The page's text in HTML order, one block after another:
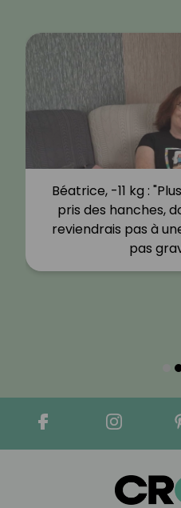
Béatrice, -11 kg :
pris des hanches,
reviendrais pas à
pas